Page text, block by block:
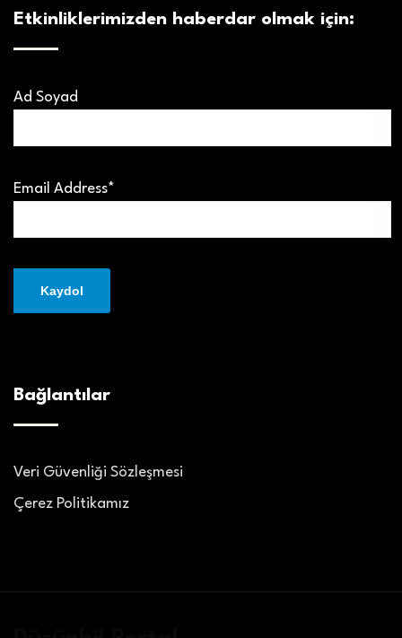
Etkinliklerimizden haberdar olmak için:
Ad Soyad
Email Address*
Bağlantılar
Veri Güvenliği Sözleşmesi
Çerez Politikamız